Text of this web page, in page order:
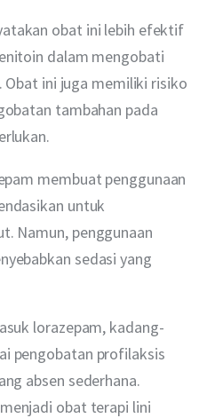
obat ini lebih efektif
dalam mengobati
ini juga memiliki risiko
tambahan pada
membuat penggunaan
untuk
Namun, penggunaan
sedasi yang
lorazepam, kadang-
pengobatan profilaksis
absen sederhana.
obat terapi lini